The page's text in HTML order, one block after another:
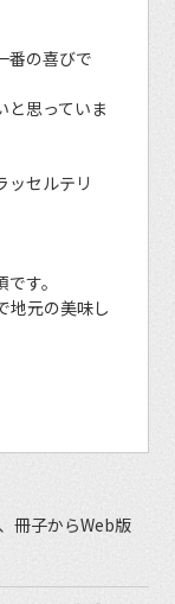
番の喜びで
と思っていま
ッセルテリ
す。
地元の美味し
冊子からWeb版